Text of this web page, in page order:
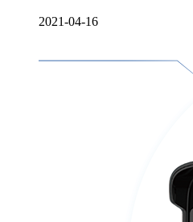
2021-04-16